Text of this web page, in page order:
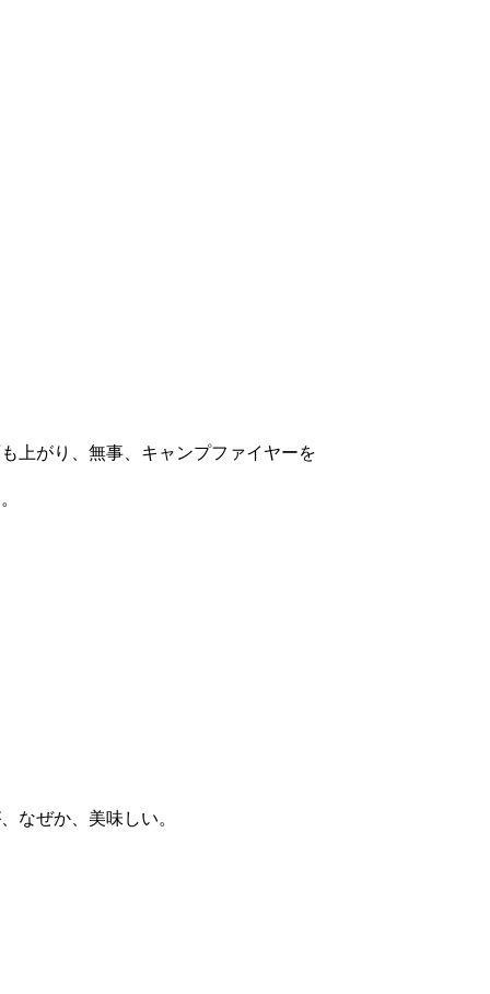
上がり、無事、キャンプファイヤーを
なぜか、美味しい。